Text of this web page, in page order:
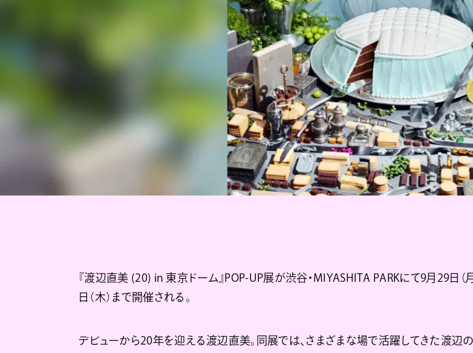
『渡辺直美 (20) in 東京ドーム』POP-UP展が渋谷・MIYASHITA PARKにて9月29日（
日（木）まで開催される。
デビューから20年を迎える渡辺直美。同展では、さまざまな場で活躍してきた渡辺